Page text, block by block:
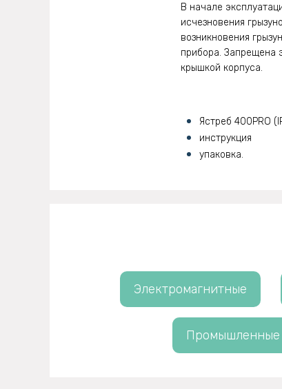
В начале
исчезновения
возникновения
прибора. Запрещена
крышкой корпуса.
Ястреб 400PRO
инструкция
упаковка.
Электромагнитные
Промышленные